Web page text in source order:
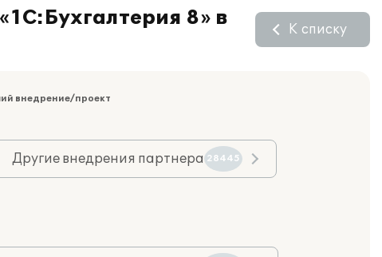
8» в
К списку
внедрение/проект
Другие внедрения партнера 28445